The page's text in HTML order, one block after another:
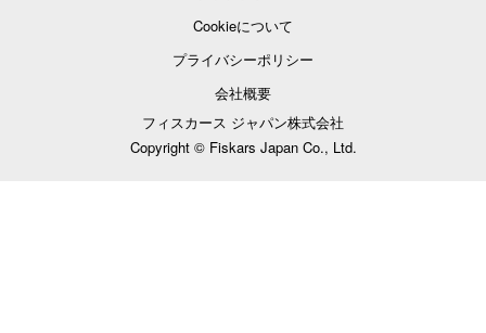
Cookieについて
プライバシーポリシー
会社概要
フィスカース ジャパン株式会社
Copyright © Fiskars Japan Co., Ltd.